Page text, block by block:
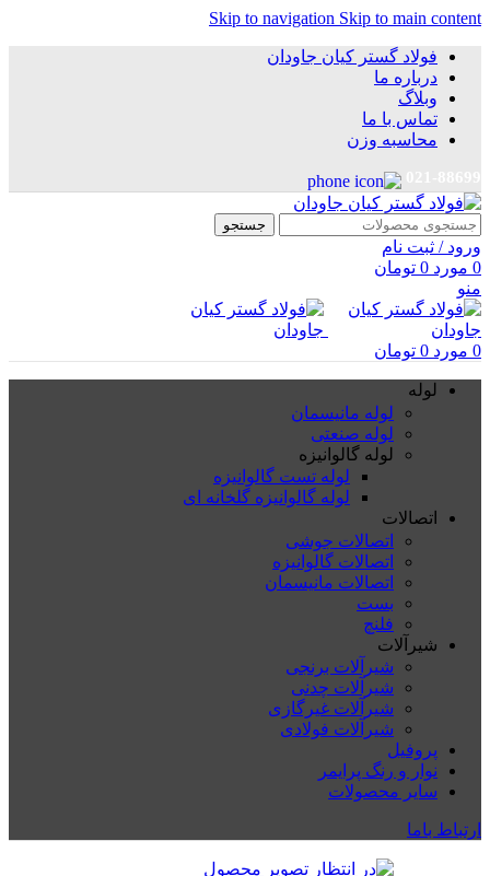
Skip to navigation Skip to main content
فولاد گستر کیان جاودان
درباره ما
وبلاگ
تماس با ما
محاسبه وزن
جستجو
ورود / ثبت نام
0 مورد 0 تومان
منو
0 مورد 0 تومان
لوله
لوله مانیسمان
لوله صنعتی
لوله گالوانیزه
لوله تست گالوانیزه
لوله گالوانیزه گلخانه ای
اتصالات
اتصالات جوشی
اتصالات گالوانیزه
اتصالات مانیسمان
بست
فلنچ
شیرآلات
شیرآلات برنجی
شیرآلات چدنی
شیرآلات غیرگازی
شیرآلات فولادی
پروفیل
نوار و رنگ پرایمر
سایر محصولات
ارتباط باما